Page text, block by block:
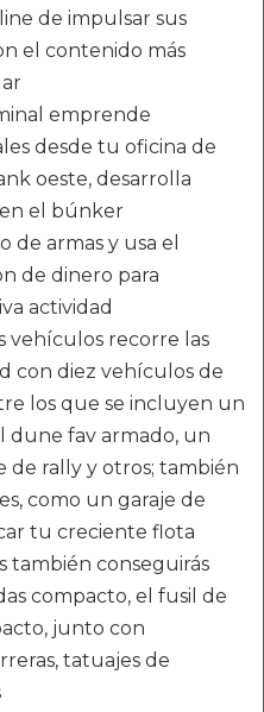
de impulsar sus
el contenido más
emprende
desde tu oficina de
oeste, desarrolla
el búnker
armas y usa el
de dinero para
actividad
vehículos recorre las
con diez vehículos de
los que se incluyen un
dune fav armado, un
de rally y otros; también
como un garaje de
tu creciente flota
también conseguirás
compacto, el fusil de
junto con
tatuajes de